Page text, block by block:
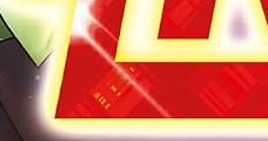
Et Heureuse